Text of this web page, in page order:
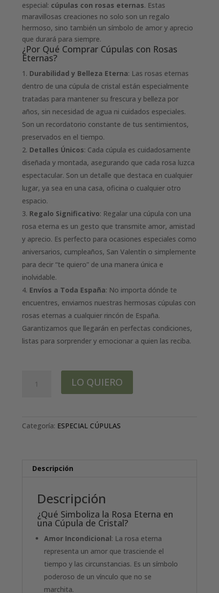
especial: cúpulas con rosas eternas. Estas
maravillosas creaciones no solo son un regalo
hermoso, sino también un símbolo de amor y aprecio
que durará para siempre.
¿Por Qué Comprar Cúpulas con Rosas
Eternas?
Durabilidad y Belleza Eterna: Las rosas eternas
dentro de una cúpula de cristal están especialmente
tratadas para mantener su frescura y belleza por
años, sin necesidad de agua ni cuidados especiales.
Son un recordatorio constante de tus sentimientos,
preservados en el tiempo.
Detalles Únicos: Cada cúpula es cuidadosamente
diseñada y montada, asegurando que cada rosa luzca
espectacular. Son un detalle que destaca en cualquier
lugar, ya sea en una casa, oficina o cualquier otro
espacio.
Regalo Significativo: Regalar una cúpula con una
rosa eterna es un gesto que transmite amor, amistad
y aprecio. Es perfecto para ocasiones especiales como
aniversarios, cumpleaños, San Valentín o simplemente
para decir “te quiero” de una manera única e
inolvidable.
Envíos a Toda España: No importa dónde te
encuentres, enviamos nuestras hermosas cúpulas con
rosas eternas a cualquier rincón de España.
Garantizamos que llegarán en perfectas condiciones,
listas para sorprender y emocionar a quien las reciba.
LO QUIERO
Categoría: ESPECIAL CÚPULAS
Descripción
Descripción
¿Qué Simboliza la Rosa Eterna en
una Cúpula de Cristal?
Amor Incondicional: La rosa eterna
representa un amor que trasciende el
tiempo y las circunstancias. Es un símbolo
poderoso de un vínculo que no se
marchita.